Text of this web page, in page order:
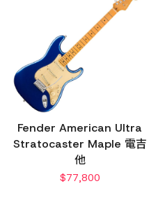
Fender American Ultra
Stratocaster Maple 電吉
他
$77,800